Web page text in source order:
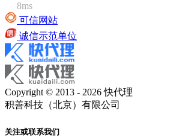
8ms
可信网站
诚信示范单位
Copyright © 2013 - 2026 快代理
积善科技（北京）有限公司
关注或联系我们